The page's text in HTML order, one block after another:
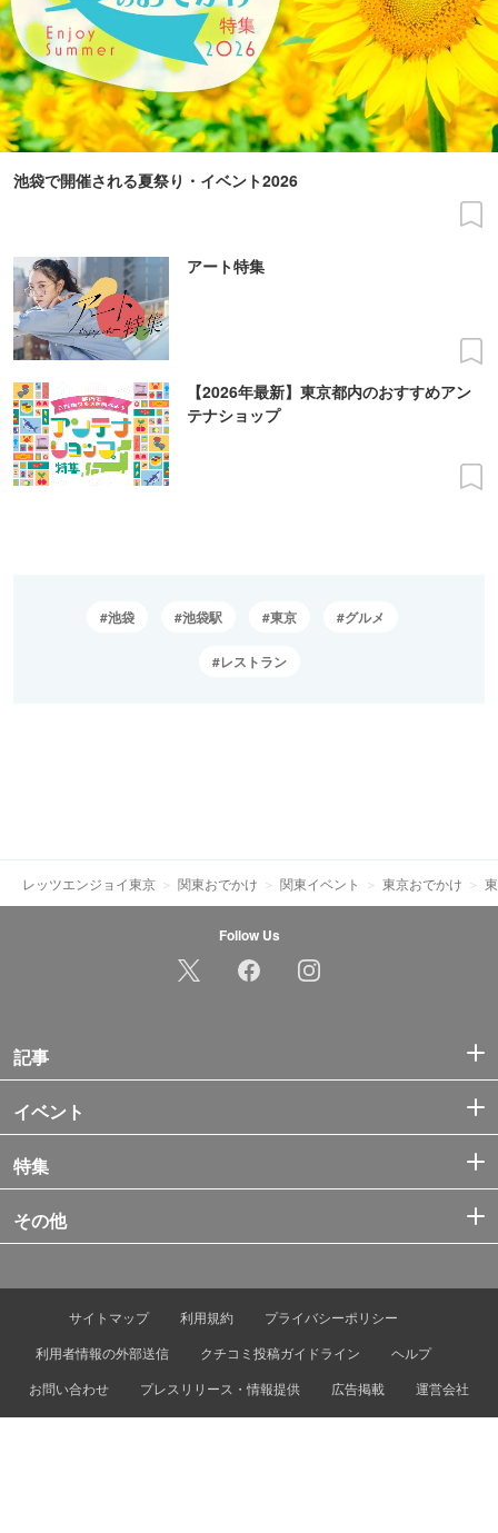
池袋で開催される夏祭り・イベント2026
アート特集
【2026年最新】東京都内のおすすめアン
テナショップ
池袋 池袋駅 東京 グルメ
レストラン
レッツエンジョイ東京 関東おでかけ 関東イベント 東京おでかけ
Follow Us
記事
イベント
特集
その他
サイトマップ 利用規約
プライバシーポリシー
利用者情報の外部送信
クチコミ投稿ガイドライン
ヘルプ
お問い合わせ
プレスリリース・情報提供 広告掲載 運営会社